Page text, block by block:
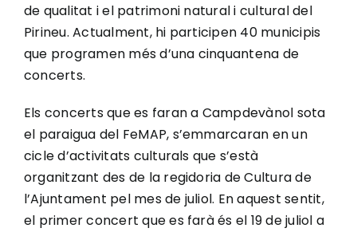
de qualitat i el patrimoni natural i cultural del
Pirineu. Actualment, hi participen 40 municipis
que programen més d’una cinquantena de
concerts.
Els concerts que es faran a Campdevànol sota
el paraigua del FeMAP, s’emmarcaran en un
cicle d’activitats culturals que s’està
organitzant des de la regidoria de Cultura de
l’Ajuntament pel mes de juliol. En aquest sentit,
el primer concert que es farà és el 19 de juliol a